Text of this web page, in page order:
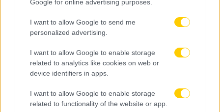
Google for online advertising purposes.
I want to allow Google to send me
personalized advertising.
I want to allow Google to enable storage
related to analytics like cookies on web or
device identifiers in apps.
I want to allow Google to enable storage
related to functionality of the website or app.